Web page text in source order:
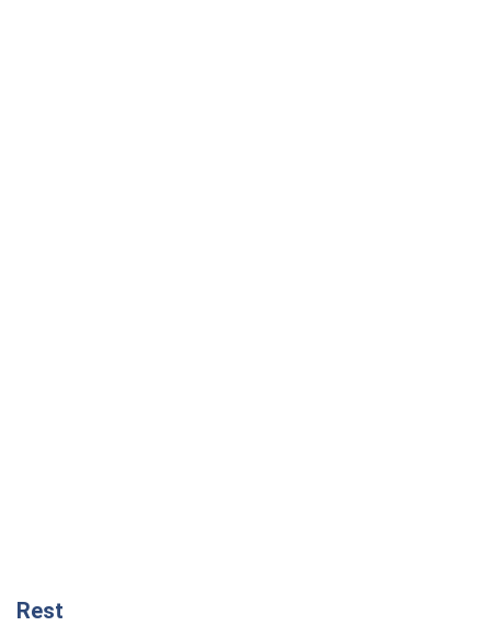
Rest